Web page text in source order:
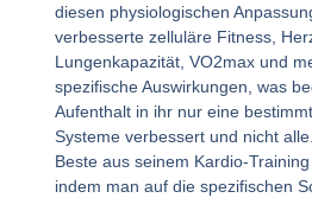
diesen physiologischen
verbesserte zelluläre Fitness,
Lungenkapazität, VO2max und
spezifische Auswirkungen, was
Aufenthalt in ihr nur eine
Systeme verbessert und nicht
Beste aus seinem Kardio-
indem man auf die spezifischen